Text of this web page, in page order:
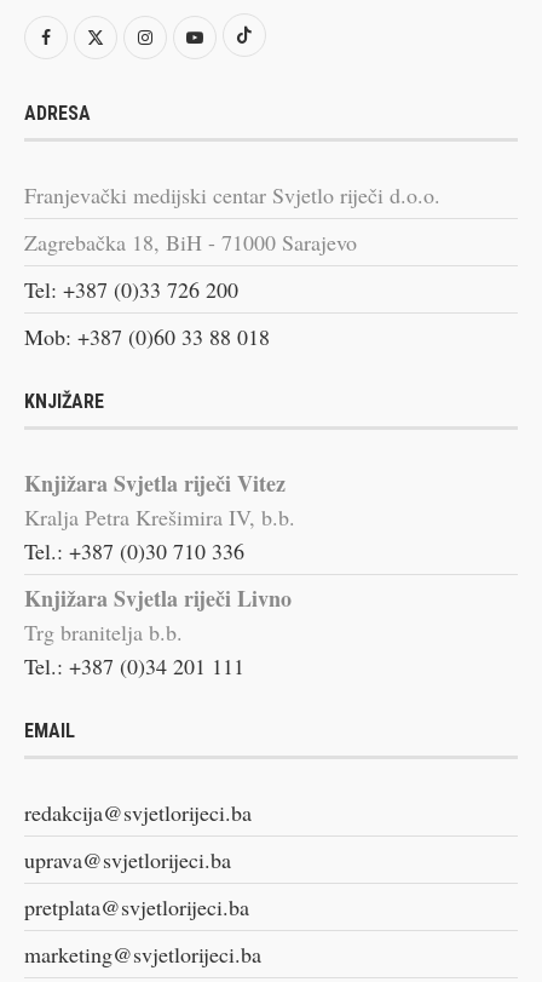
ADRESA
Franjevački medijski centar Svjetlo riječi d.o.o.
Zagrebačka 18, BiH - 71000 Sarajevo
Tel: +387 (0)33 726 200
Mob: +387 (0)60 33 88 018
KNJIŽARE
Knjižara Svjetla riječi Vitez
Kralja Petra Krešimira IV, b.b.
Tel.: +387 (0)30 710 336
Knjižara Svjetla riječi Livno
Trg branitelja b.b.
Tel.: +387 (0)34 201 111
EMAIL
redakcija@svjetlorijeci.ba
uprava@svjetlorijeci.ba
pretplata@svjetlorijeci.ba
marketing@svjetlorijeci.ba